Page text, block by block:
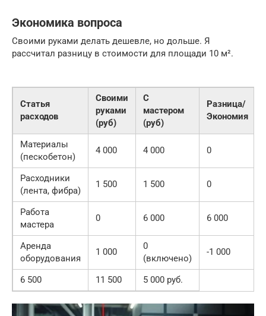
Экономика вопроса
Своими руками делать дешевле, но дольше. Я
рассчитал разницу в стоимости для площади 10 м².
Статья
расходов
Своими
руками
(руб)
С
мастером
(руб)
Разница/
Экономия
Материалы
(пескобетон)
4 000 4 000 0
Расходники
(лента, фибра)
1 500 1 500 0
Работа
мастера
0 6 000 6 000
Аренда
оборудования
1 000
0
(включено)
-1 000
6 500 11 500 5 000 руб.